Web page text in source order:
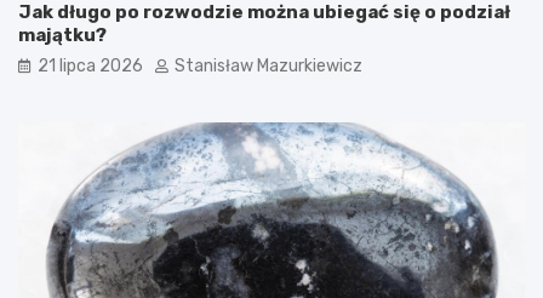
Jak długo po rozwodzie można ubiegać się o podział
majątku?
21 lipca 2026 Stanisław Mazurkiewicz